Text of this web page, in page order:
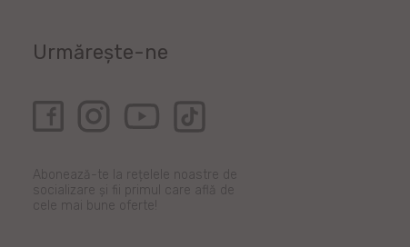
Urmărește-ne
Abonează-te la rețelele noastre de
socializare și fii primul care află de
cele mai bune oferte!